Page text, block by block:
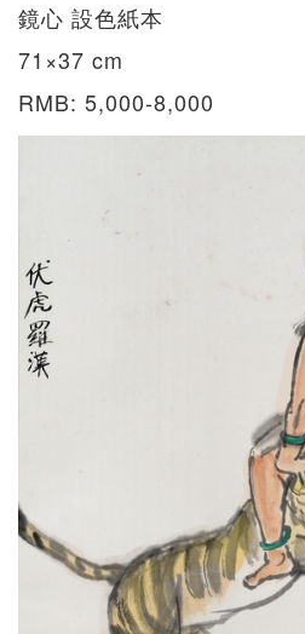
鏡心 設色紙本
71×37 cm
RMB: 5,000-8,000